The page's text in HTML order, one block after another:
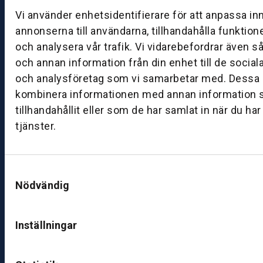
Vi använder enhetsidentifierare för att anpassa
annonserna till användarna, tillhandahålla
och analysera vår trafik. Vi vidarebefordrar även
och annan information från din enhet till de
och analysföretag som vi samarbetar med. Dessa
kombinera informationen med annan information
tillhandahållit eller som de har samlat in när du
tjänster.
Nödvändig
Inställningar
g:
0
0
–
1
7:
0
ut
k
v